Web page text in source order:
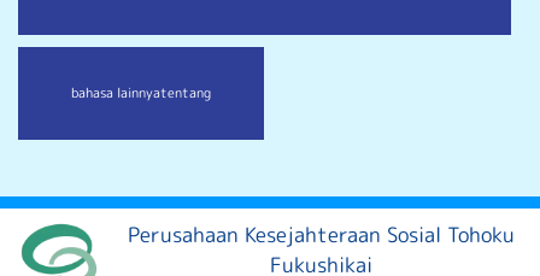
bahasa lainnyatentang
Perusahaan Kesejahteraan Sosial Tohoku
Fukushikai